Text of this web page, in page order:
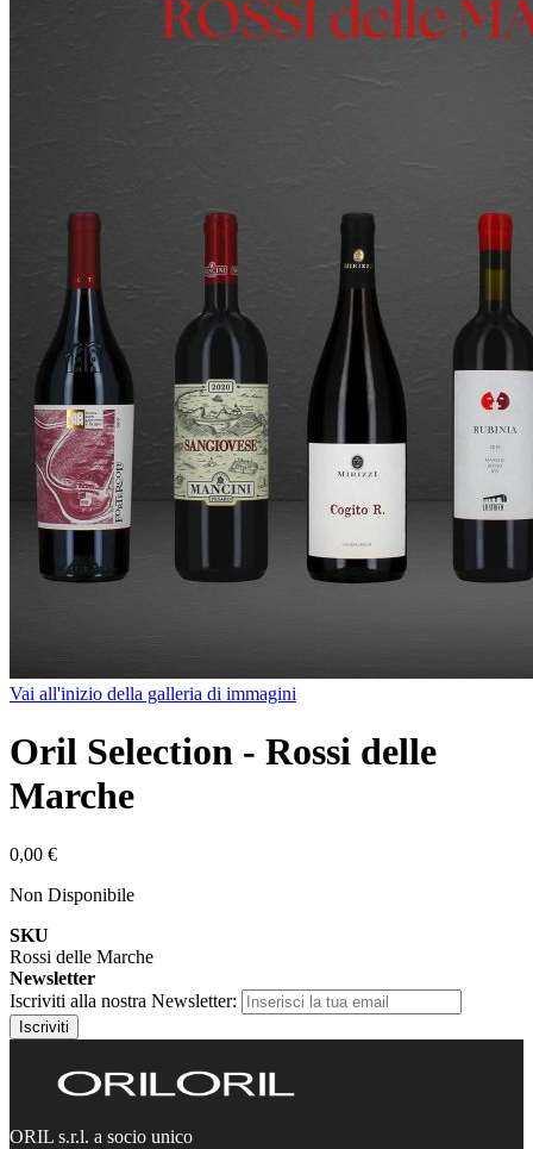
Vai all'inizio della galleria di immagini
Oril Selection - Rossi delle
Marche
0,00 €
Non Disponibile
SKU
Rossi delle Marche
Newsletter
Iscriviti alla nostra Newsletter:
Iscriviti
ORIL s.r.l. a socio unico